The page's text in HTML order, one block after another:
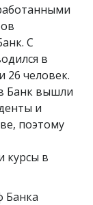
С
в
26 человек.
Банк вышли
и
поэтому
курсы в
Банка